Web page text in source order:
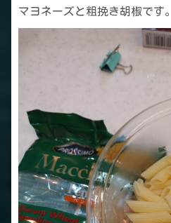
マヨネーズと粗挽き胡椒です。